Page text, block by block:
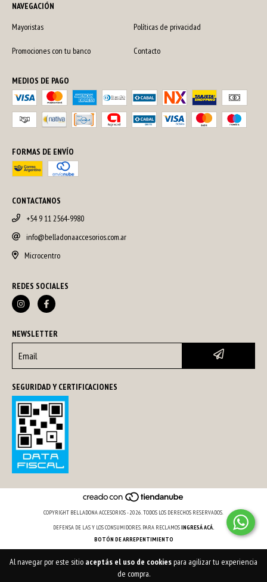
Al navegar por este sitio aceptás el uso de cookiespara agilizar tu experiencia
de compra.
NAVEGACIÓN
Mayoristas
Políticas de privacidad
Promociones con tu banco Contacto
MEDIOS DE PAGO
FORMAS DE ENVÍO
CONTACTANOS
+54 9 11 2564-9980
info@belladonaaccesorios.com.ar
Microcentro
REDES SOCIALES
NEWSLETTER
SEGURIDAD Y CERTIFICACIONES
COPYRIGHT BELLADONA ACCESORIOS - 2026. TODOS LOS DERECHOS RESERVADOS.
DEFENSA DE LAS Y LOS CONSUMIDORES. PARA RECLAMOSINGRESÁ ACÁ.
BOTÓN DE ARREPENTIMIENTO